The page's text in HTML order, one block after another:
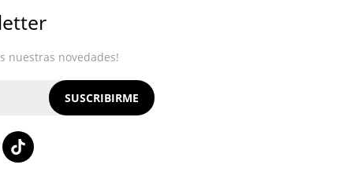
nuestras novedades!
SUSCRIBIRME